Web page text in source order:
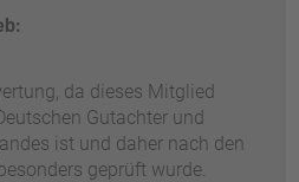
da dieses Mitglied
Gutachter und
ist und daher nach den
geprüft wurde.